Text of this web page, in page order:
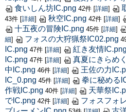
食いしん坊IC.png 42件 [詳細]
43件 [詳細] 秋空IC.png 42件 [詳細]
十五夜の冒険IC.png 45件 [詳細]
細] フォスの大狩猟祭IC02.png
IC.png 47件 [詳細] 紅き友情IC.png
IC.png 47件 [詳細] 真夏にきらめ
中IC.png 46件 [詳細] 王佐の力
IC_0.png 45件 [詳細] 拳に秘める
作戦IC.png 40件 [詳細] 天華祭
でIC.png 42件 [詳細] フォスフォ